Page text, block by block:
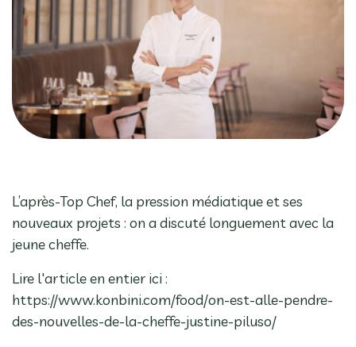
L’après-Top Chef, la pression médiatique et ses
nouveaux projets : on a discuté longuement avec la
jeune cheffe.
Lire l'article en entier ici :
https://www.konbini.com/food/on-est-alle-pendre-
des-nouvelles-de-la-cheffe-justine-piluso/